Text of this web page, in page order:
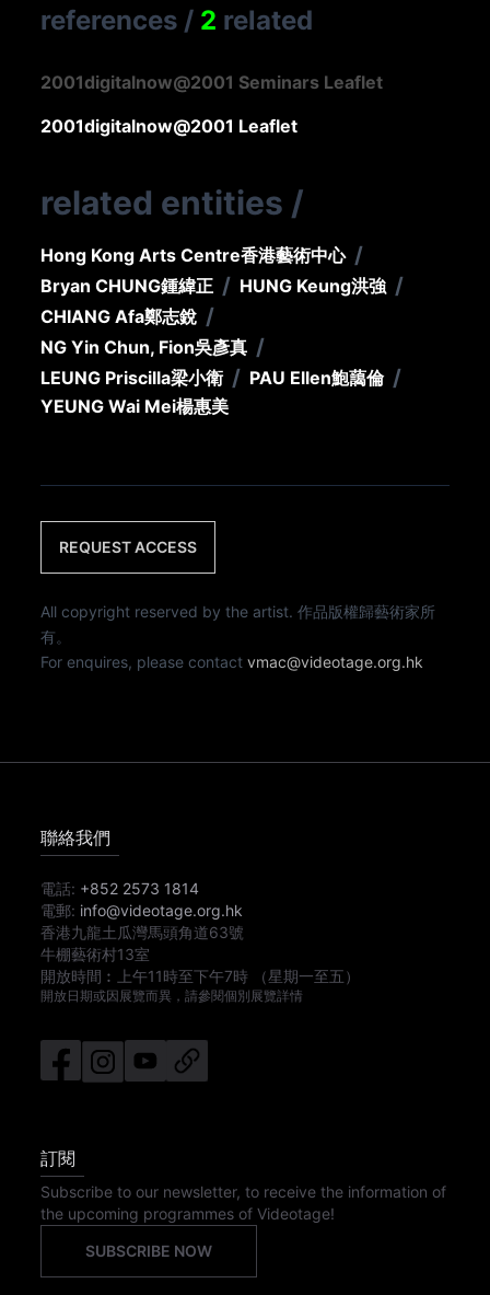
references / 2 related
2001digitalnow@2001 Seminars Leaflet
2001digitalnow@2001 Leaflet
related entities /
Hong Kong Arts Centre香港藝術中心 /
Bryan CHUNG鍾緯正 / HUNG Keung洪強 /
CHIANG Afa鄭志銳 /
NG Yin Chun, Fion吳彥真 /
LEUNG Priscilla梁小衛 / PAU Ellen鮑藹倫 /
YEUNG Wai Mei楊惠美
REQUEST ACCESS
All copyright reserved by the artist. 作品版權歸藝術家所
有。
For enquires, please contactvmac@videotage.org.hk
聯絡我們
電話: +852 2573 1814
電郵: info@videotage.org.hk
香港九龍土瓜灣馬頭角道63號
牛棚藝術村13室
開放時間︰
上午11時至下午7時 （星期一至五）
開放日期或因展覽而異，請參閱個別展覽詳情
訂閱
Subscribe to our newsletter, to receive the information of
the upcoming programmes of Videotage!
SUBSCRIBE NOW